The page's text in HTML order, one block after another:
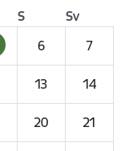
S
Sv
6 7
13 14
20 21